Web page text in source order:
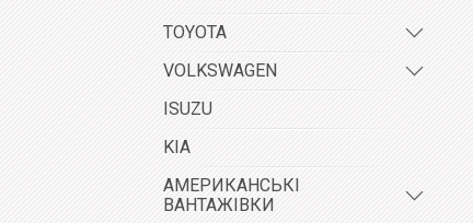
TOYOTA
VOLKSWAGEN
ISUZU
KIA
АМЕРИКАНСЬКІ
ВАНТАЖІВКИ